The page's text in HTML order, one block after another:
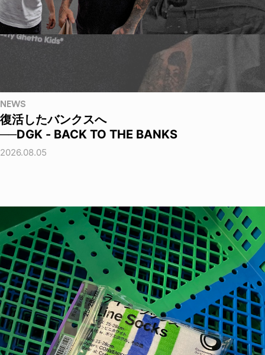
NEWS
復活したバンクスへ
──DGK - BACK TO THE BANKS
2026.08.05